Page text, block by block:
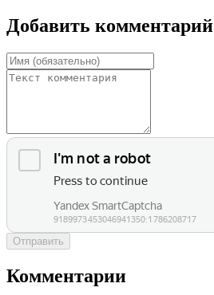
Добавить комментарий
Отправить
Комментарии